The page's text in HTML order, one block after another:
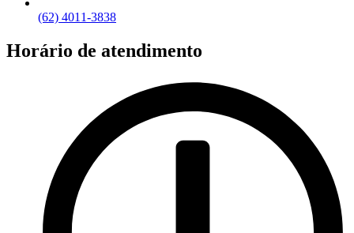
(62) 4011-3838
Horário de atendimento